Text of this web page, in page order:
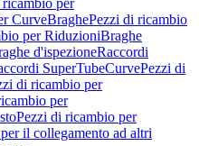
per
CurveBraghePezzi di ricambio
per RiduzioniBraghe
d'ispezioneRaccordi
SuperTubeCurvePezzi di
di ricambio per
per
Pezzi di ricambio per
il collegamento ad altri